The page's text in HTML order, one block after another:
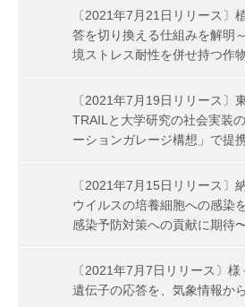
〔2021年7月21日リリース〕
答を切り換える仕組みを解明
境ストレス耐性を併せ持つ作
〔2021年7月19日リリース〕
TRAILと大学研究の社会実装
ーションガレージ構想」で提
〔2021年7月15日リリース〕
ウイルスの培養細胞への感染
感染予防対策への貢献に期待
〔2021年7月7日リリース〕
遺伝子の応答を、気象情報か